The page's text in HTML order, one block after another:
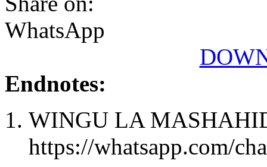
WhatsApp
Endnotes:
WINGU LA
https://whatsapp.com/